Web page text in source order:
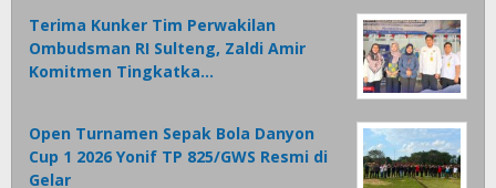
Terima Kunker Tim Perwakilan
Ombudsman RI Sulteng, Zaldi Amir
Komitmen Tingkatka…
Open Turnamen Sepak Bola Danyon
Cup 1 2026 Yonif TP 825/GWS Resmi di
Gelar